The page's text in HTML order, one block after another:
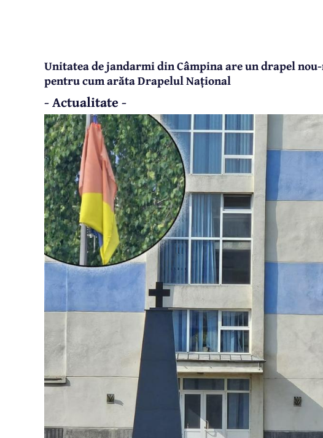
Unitatea de jandarmi din Câmpina are un drapel
pentru cum arăta Drapelul Național
- Actualitate -